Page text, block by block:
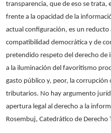
transparencia, que de eso se trata,
frente a la opacidad de la
actual configuración, es un
compatibilidad democrática y de
pretendido respeto del derecho de
a la iluminación del favoritismo
gasto público y, peor, la corrupción
tributarios. No hay argumento
apertura legal al derecho a la
Rosembuj, Catedrático de Derecho